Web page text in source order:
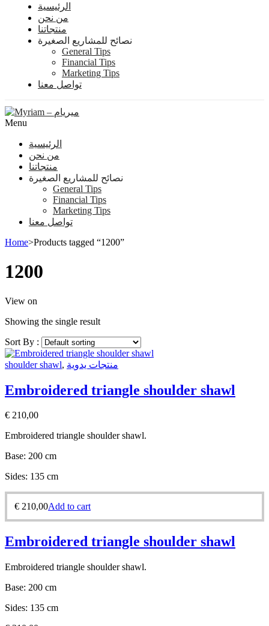
الرئيسية
من نحن
منتجاتنا
نصائح للمشاريع الصغيرة
General Tips
Financial Tips
Marketing Tips
تواصل معنا
Menu
الرئيسية
من نحن
منتجاتنا
نصائح للمشاريع الصغيرة
General Tips
Financial Tips
Marketing Tips
تواصل معنا
Home>Products tagged “1200”
1200
View on
Showing the single result
Sort By :
shoulder shawl, منتجات يدوية
Embroidered triangle shoulder shawl
€ 210,00
Embroidered triangle shoulder shawl.
Base: 200 cm
Sides: 135 cm
€ 210,00Add to cart
Embroidered triangle shoulder shawl
Embroidered triangle shoulder shawl.
Base: 200 cm
Sides: 135 cm